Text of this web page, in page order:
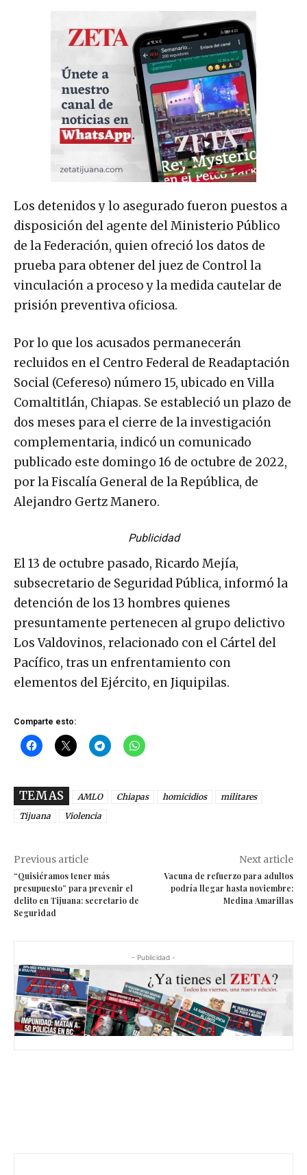
Los detenidos y lo asegurado fueron puestos a
disposición del agente del Ministerio Público
de la Federación, quien ofreció los datos de
prueba para obtener del juez de Control la
vinculación a proceso y la medida cautelar de
prisión preventiva oficiosa.
Por lo que los acusados permanecerán
recluidos en el Centro Federal de Readaptación
Social (Cefereso) número 15, ubicado en Villa
Comaltitlán, Chiapas. Se estableció un plazo de
dos meses para el cierre de la investigación
complementaria, indicó un comunicado
publicado este domingo 16 de octubre de 2022,
por la Fiscalía General de la República, de
Alejandro Gertz Manero.
Publicidad
El 13 de octubre pasado, Ricardo Mejía,
subsecretario de Seguridad Pública, informó la
detención de los 13 hombres quienes
presuntamente pertenecen al grupo delictivo
Los Valdovinos, relacionado con el Cártel del
Pacífico, tras un enfrentamiento con
elementos del Ejército, en Jiquipilas.
Comparte esto:
TEMAS AMLO Chiapas homicidios
militares
Tijuana
Violencia
Previous article
“Quisiéramos tener más
presupuesto” para prevenir el
delito en Tijuana: secretario de
Seguridad
Next article
Vacuna de refuerzo para adultos
podría llegar hasta noviembre:
Medina Amarillas
- Publicidad -